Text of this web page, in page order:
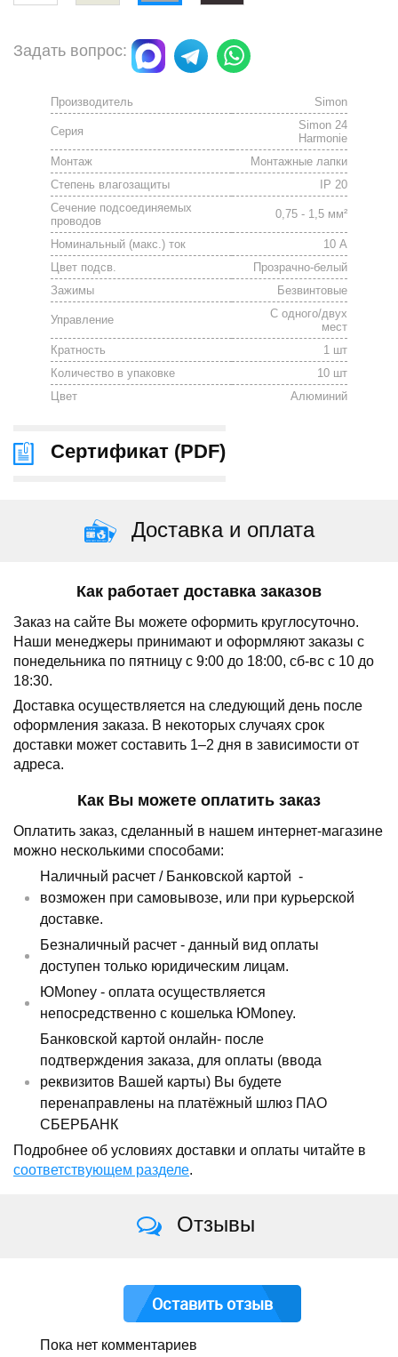
Задать вопрос:
Производитель Simon
Серия
Simon 24
Harmonie
Монтаж
Монтажные лапки
Степень влагозащиты
IP 20
Сечение подсоединяемых
проводов
0,75 - 1,5 мм²
Номинальный (макс.) ток
10 А
Цвет подсв.
Прозрачно-белый
Зажимы
Безвинтовые
Управление
С одного/двух
мест
Кратность
1 шт
Количество в упаковке
10 шт
Цвет
Алюминий
Сертификат (PDF)
Доставка и оплата
Как работает доставка заказов
Заказ на сайте Вы можете оформить круглосуточно.
Наши менеджеры принимают и оформляют заказы с
понедельника по пятницу с 9:00 до 18:00, сб-вс с 10 до
18:30.
Доставка осуществляется на следующий день после
оформления заказа. В некоторых случаях срок
доставки может составить 1–2 дня в зависимости от
адреса.
Как Вы можете оплатить заказ
Оплатить заказ, сделанный в нашем интернет-магазине
можно несколькими способами:
Наличный расчет / Банковской картой -
возможен при самовывозе, или при курьерской
доставке.
Безналичный расчет - данный вид оплаты
доступен только юридическим лицам.
ЮMoney - оплата осуществляется
непосредственно с кошелька ЮMoney.
Банковской картой онлайн- после
подтверждения заказа, для оплаты (ввода
реквизитов Вашей карты) Вы будете
перенаправлены на платёжный шлюз ПАО
СБЕРБАНК
Подробнее об условиях доставки и оплаты читайте в
соответствующем разделе.
Отзывы
Оставить отзыв
Пока нет комментариев